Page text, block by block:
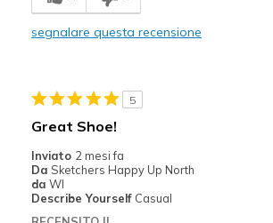
Stylish
segnalare questa recensione
5
Great Shoe!
Inviato 2 mesi fa
Da Sketchers Happy Up North
da WI
Describe Yourself Casual